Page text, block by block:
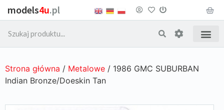
models4u.pl
Strona główna / Metalowe / 1986 GMC SUBURBAN
Indian Bronze/Doeskin Tan